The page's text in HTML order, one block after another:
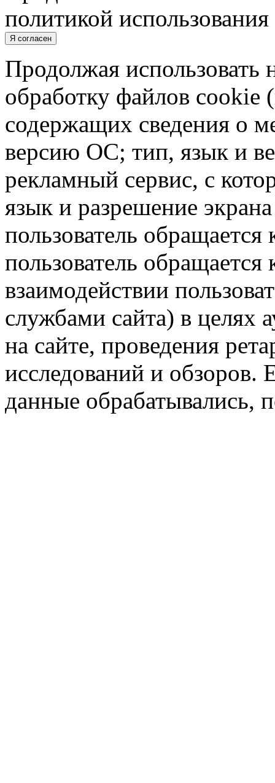
политикой
Я согласен
Продолжая использовать
обработку файлов cookie
содержащих сведения о
версию ОС; тип, язык и
рекламный сервис, с
язык и разрешение
пользователь обращается
пользователь обращается
взаимодействии
службами сайта) в целях
на сайте, проведения
исследований и обзоров.
данные обрабатывались,